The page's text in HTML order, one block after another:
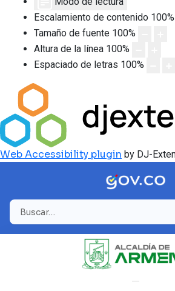
Escalamiento de contenido 100%
Tamaño de fuente 100%
Altura de la línea 100%
Espaciado de letras 100%
Web Accessibility plugin by DJ-
Buscar